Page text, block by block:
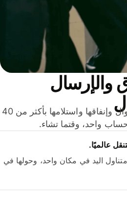
والإرسال
وفّر المال عند إرسال الأموال وإنفاقها واستلامها بأكثر من 40
واحد، وقتما تشاء.
عالميًا.
اليد في مكان واحد، وحولها في